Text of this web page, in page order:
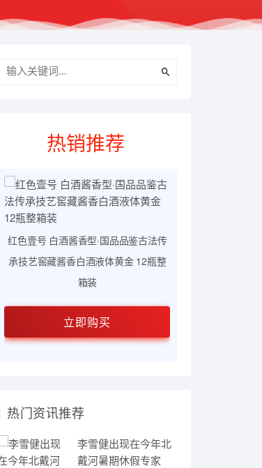
热销推荐
红色壹号 白酒酱香型·国品品鉴古法传
承技艺窖藏酱香白酒液体黄金 12瓶整
箱装
立即购买
热门资讯推荐
李雪健出现在今年北
戴河暑期休假专家